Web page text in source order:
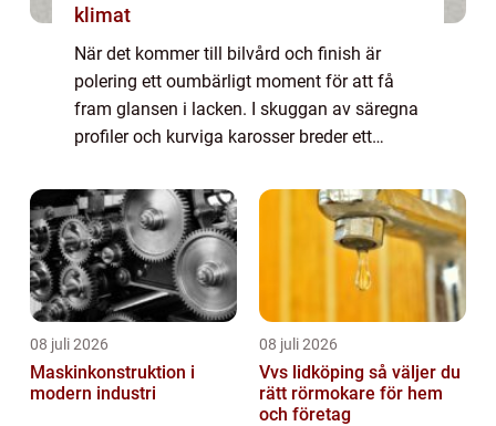
klimat
När det kommer till bilvård och finish är
polering ett oumbärligt moment för att få
fram glansen i lacken. I skuggan av säregna
profiler och kurviga karosser breder ett
08 juli 2026
Maskinkonstruktion i
modern industri
08 juli 2026
Vvs lidköping så väljer du
rätt rörmokare för hem
och företag